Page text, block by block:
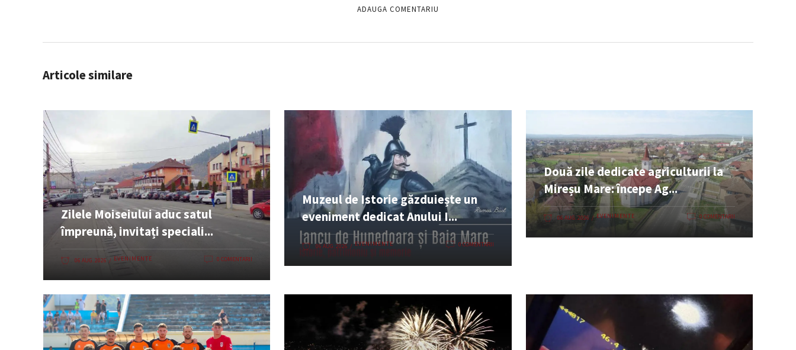
Articole similare
Zilele Moiseiului aduc satul
împreună, invitați speciali...
06 AUG. 2026 EVENIMENTE 0 COMENTARII
Muzeul de Istorie găzduiește un
eveniment dedicat Anului I...
06 AUG. 2026 EVENIMENTE 0 COMENTARII
Două zile dedicate agriculturii la
Mireșu Mare: începe Ag...
06 AUG. 2026 EVENIMENTE 0 COMENTARII